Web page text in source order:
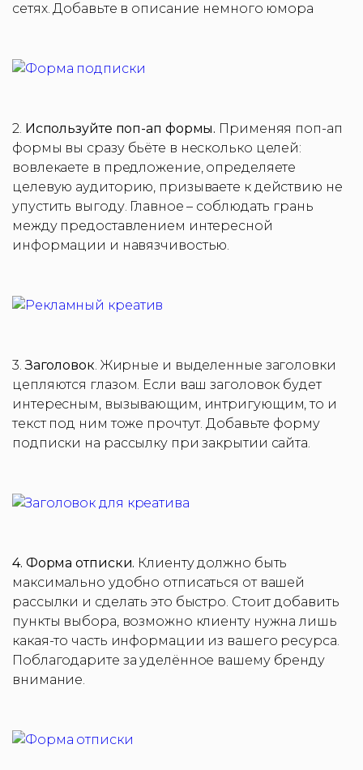
сетях. Добавьте в описание немного юмора
2. Используйте поп-ап формы. Применяя поп-ап
формы вы сразу бьёте в несколько целей:
вовлекаете в предложение, определяете
целевую аудиторию, призываете к действию не
упустить выгоду. Главное – соблюдать грань
между предоставлением интересной
информации и навязчивостью.
3.Заголовок. Жирные и выделенные заголовки
цепляются глазом. Если ваш заголовок будет
интересным, вызывающим, интригующим, то и
текст под ним тоже прочтут. Добавьте форму
подписки на рассылку при закрытии сайта.
4. Форма отписки. Клиенту должно быть
максимально удобно отписаться от вашей
рассылки и сделать это быстро. Стоит добавить
пункты выбора, возможно клиенту нужна лишь
какая-то часть информации из вашего ресурса.
Поблагодарите за уделённое вашему бренду
внимание.